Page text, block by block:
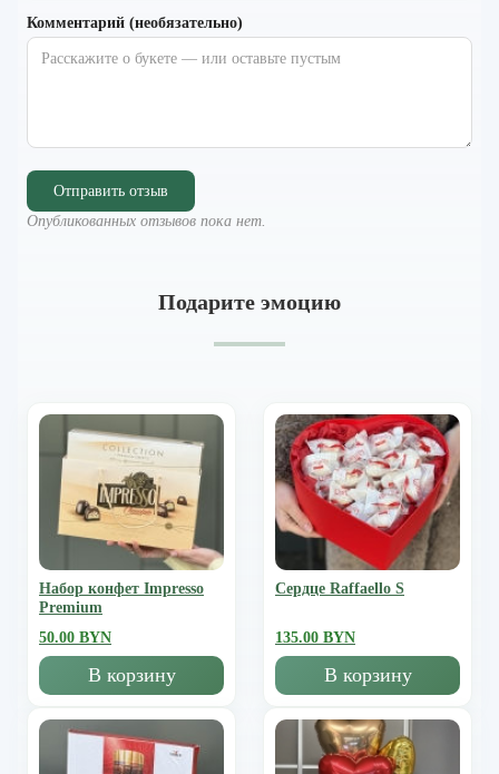
Комментарий (необязательно)
Отправить отзыв
Опубликованных отзывов пока нет.
Подарите эмоцию
Набор конфет Impresso
Premium
50.00 BYN
В корзину
Сердце Raffaello S
135.00 BYN
В корзину